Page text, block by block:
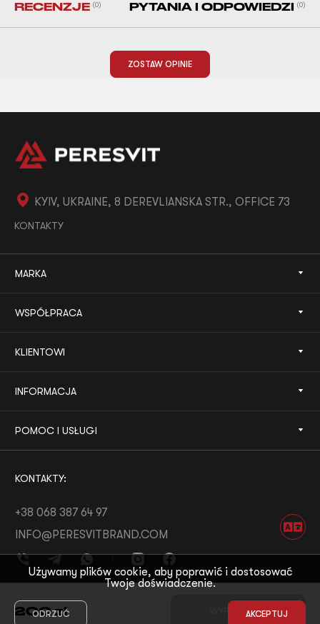
200 zł WYPRZEDANE
RECENZJE (0) PYTANIA I ODPOWIEDZI (0)
ZOSTAW OPINIE
KYIV, UKRAINE, 8 DEREVLIANSKA STR., OFFICE 73
KONTAKTY
MARKA
WSPÓŁPRACA
KLIENTOWI
INFORMACJA
POMOC I USŁUGI
KONTAKTY:
+38 068 387 64 97
INFO@PERESVITBRAND.COM
© 2026 PERESVIT
ROZWÓJ OD:
THE FIRST THE LAST
Używamy plików cookie, aby poprawić i dostosować
Twoje doświadczenie.
ODRZUĆ AKCEPTUJ